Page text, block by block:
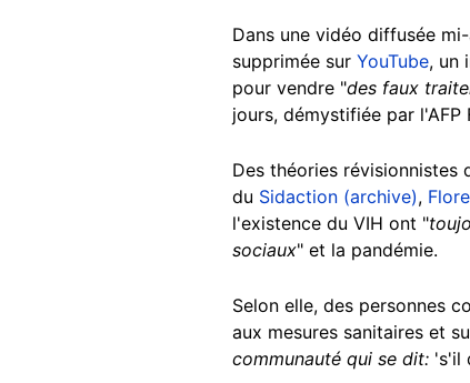
Dans une vidéo diffusée
supprimée sur YouTube, un
pour vendre "des faux
jours, démystifiée par l'AFP
Des théories révisionnistes
du Sidaction (archive),
l'existence du VIH ont "
sociaux" et la pandémie.
Selon elle, des personnes
aux mesures sanitaires et
communauté qui se dit: 's'il